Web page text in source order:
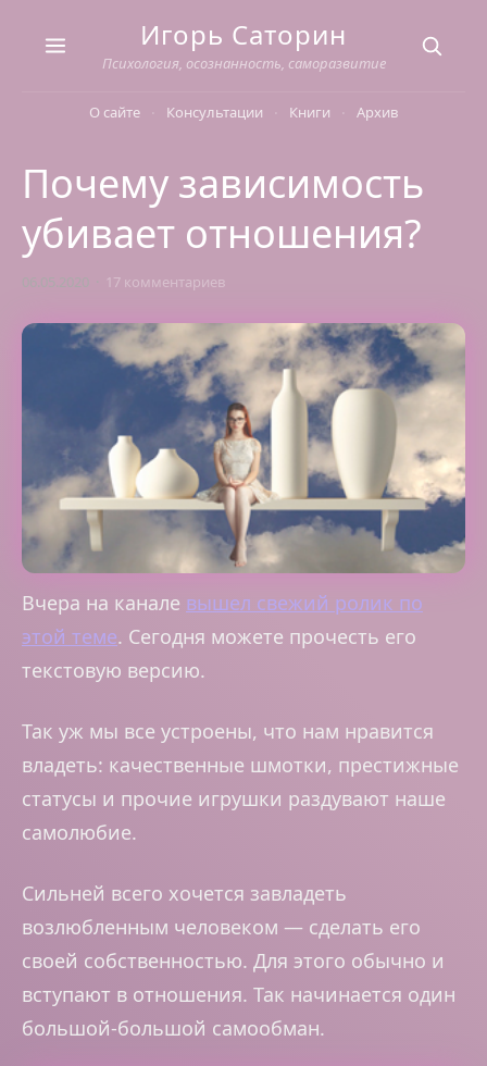
Игорь Саторин
Психология, осознанность, саморазвитие
О сайте Консультации Книги Архив
Почему зависимость
убивает отношения?
06.05.2020 17 комментариев
Вчера на канале вышел свежий ролик по
этой теме. Сегодня можете прочесть его
текстовую версию.
Так уж мы все устроены, что нам нравится
владеть: качественные шмотки, престижные
статусы и прочие игрушки раздувают наше
самолюбие.
Сильней всего хочется завладеть
возлюбленным человеком — сделать его
своей собственностью. Для этого обычно и
вступают в отношения. Так начинается один
большой-большой самообман.